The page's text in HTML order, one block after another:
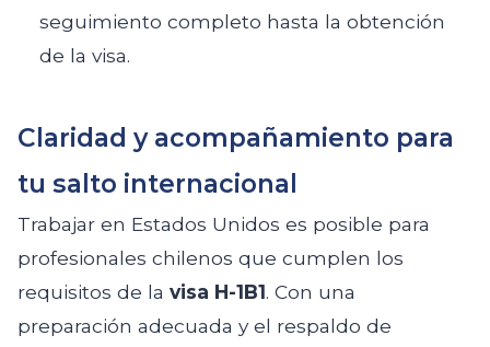
seguimiento completo hasta la obtención
de la visa.
Claridad y acompañamiento para
tu salto internacional
Trabajar en Estados Unidos es posible para
profesionales chilenos que cumplen los
requisitos de la visa H-1B1. Con una
preparación adecuada y el respaldo de